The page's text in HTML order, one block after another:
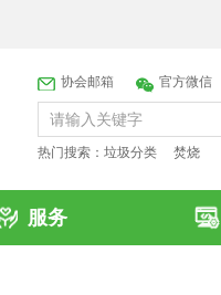
协会邮箱 官方微信
热门搜索： 垃圾分类 焚烧
服务